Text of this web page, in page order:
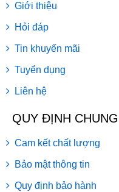
Giới thiệu
Hỏi đáp
Tin khuyến mãi
Tuyển dụng
Liên hệ
QUY ĐỊNH CHUNG
Cam kết chất lượng
Bảo mật thông tin
Quy định bảo hành